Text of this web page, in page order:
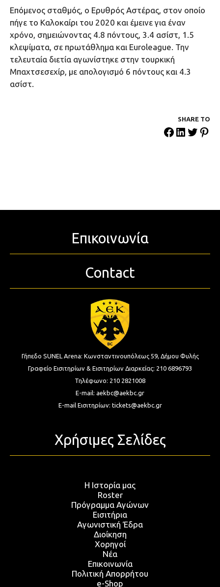
Επόμενος σταθμός, ο Ερυθρός Αστέρας, στον οποίο
πήγε το Καλοκαίρι του 2020 και έμεινε για έναν
χρόνο, σημειώνοντας 4.8 πόντους, 3.4 ασίστ, 1.5
κλεψίματα, σε πρωτάθλημα και Euroleague. Την
τελευταία διετία αγωνίστηκε στην τουρκική
Μπαχτσεσεχίρ, με απολογισμό 6 πόντους και 4.3
ασίστ.
SHARE ΤΟ
Επικοινωνία
Contact
Γήπεδο SUNEL Arena: Κωνσταντινουπόλεως 59, Δήμου Φυλής
Γραφείο Εισιτηρίων & Εισιτηρίων Διαρκείας: 210 6896793
Τηλέφωνο: 210 2821008
E-mail: aekbc@aekbc.gr
E-mail Εισιτηρίων: tickets@aekbc.gr
Χρήσιμες Σελίδες
Η Ιστορία μας
Roster
Πρόγραμμα Αγώνων
Εισιτήρια
Αγωνιστική Έδρα
Διοίκηση
Χορηγοί
Νέα
Επικοινωνία
Πολιτική Απορρήτου
e-Shop